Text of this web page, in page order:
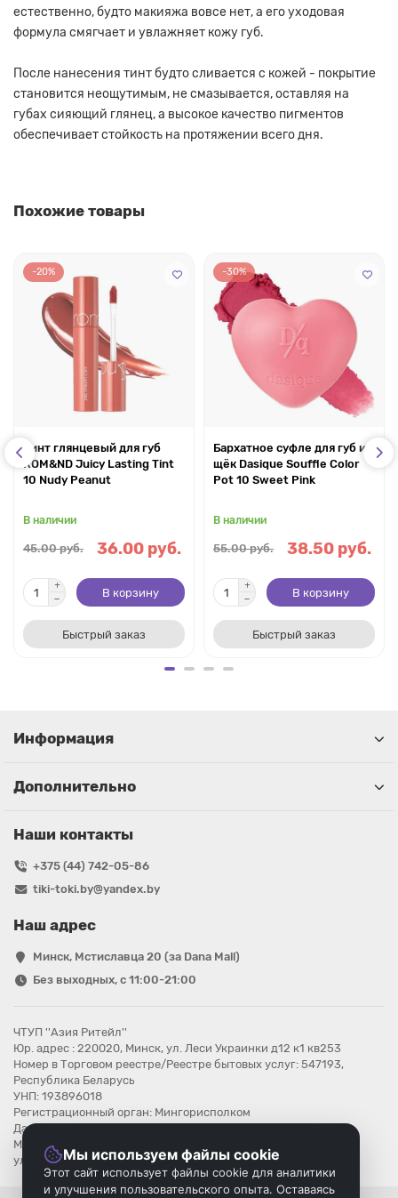
естественно, будто макияжа вовсе нет, а его уходовая
формула смягчает и увлажняет кожу губ.
После нанесения тинт будто сливается с кожей - покрытие
становится неощутимым, не смазывается, оставляя на
губах сияющий глянец, а высокое качество пигментов
обеспечивает стойкость на протяжении всего дня.
Похожие товары
-20%
Тинт глянцевый для губ
ROM&ND Juicy Lasting Tint
10 Nudy Peanut
В наличии
45.00 руб. 36.00 руб.
В корзину
Быстрый заказ
-30%
Бархатное суфле для губ и
щёк Dasique Souffle Color
Pot 10 Sweet Pink
В наличии
55.00 руб. 38.50 руб.
В корзину
Быстрый заказ
Информация
Дополнительно
Наши контакты
+375 (44) 742-05-86
tiki-toki.by@yandex.by
Наш адрес
Минск, Мстиславца 20 (за Dana Mall)
Без выходных, с 11:00-21:00
ЧТУП ''Азия Ритейл''
Юр. адрес : 220020, Минск, ул. Леси Украинки д12 к1 кв253
Номер в Торговом реестре/Реестре бытовых услуг: 547193,
Республика Беларусь
УНП: 193896018
Регистрационный орган: Мингорисполком
Дата регистрации компании: 08.08.2025
Местонахождение книги замечаний и предложений: г.Минск,
ул.Мстиславца 20Мы используем файлы cookie
Этот сайт использует файлы cookie для аналитики
и улучшения пользовательского опыта. Оставаясь